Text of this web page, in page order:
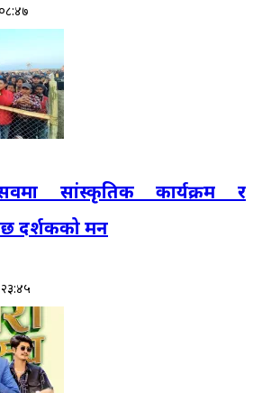
सांस्कृतिक कार्यक्रम र
दर्शकको मन